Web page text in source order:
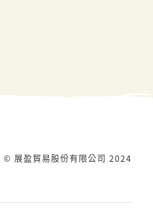
© 展盈貿易股份有限公司 2024